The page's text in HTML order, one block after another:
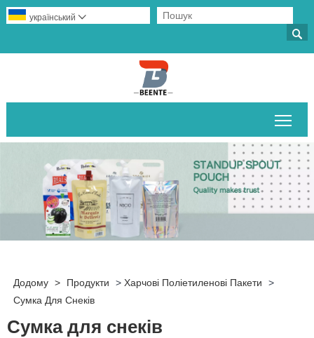

український 
Додому > Продукти > Харчові Поліетиленові Пакети
>
Сумка Для Снеків
Сумка для снеків